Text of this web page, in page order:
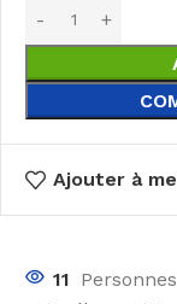
Ajouter à
11